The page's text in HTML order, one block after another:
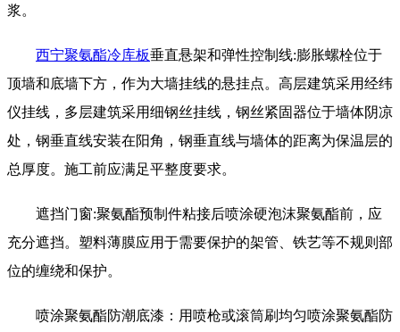
浆。
西宁聚氨酯冷库板垂直悬架和弹性控制线:膨胀螺栓位于
顶墙和底墙下方，作为大墙挂线的悬挂点。高层建筑采用经纬
仪挂线，多层建筑采用细钢丝挂线，钢丝紧固器位于墙体阴凉
处，钢垂直线安装在阳角，钢垂直线与墙体的距离为保温层的
总厚度。施工前应满足平整度要求。
遮挡门窗:聚氨酯预制件粘接后喷涂硬泡沫聚氨酯前，应
充分遮挡。塑料薄膜应用于需要保护的架管、铁艺等不规则部
位的缠绕和保护。
喷涂聚氨酯防潮底漆：用喷枪或滚筒刷均匀喷涂聚氨酯防